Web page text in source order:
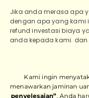
Jika anda merasa apa
dengan apa yang kami
refund investasi biaya
anda kepada kami.
Kami ingin
menawarkan jaminan
penyelesaian”. Anda